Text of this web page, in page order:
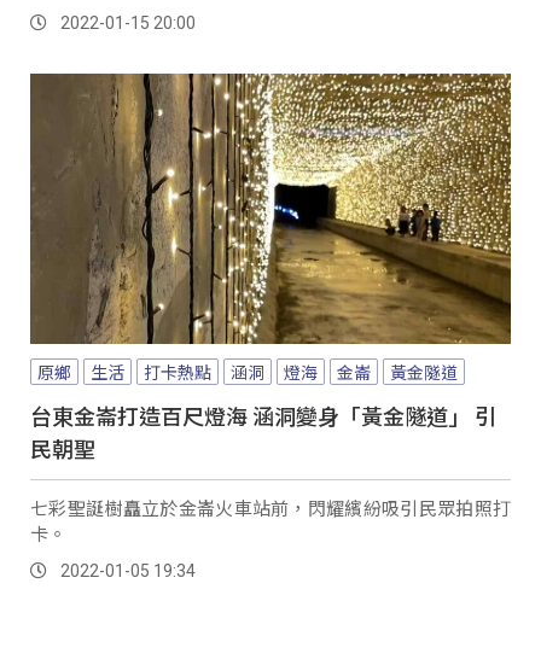
2022-01-15 20:00
原鄉 生活 打卡熱點 涵洞 燈海 金崙 黃金隧道
台東金崙打造百尺燈海 涵洞變身「黃金隧道」 引
民朝聖
七彩聖誕樹矗立於金崙火車站前，閃耀繽紛吸引民眾拍照打
卡。
2022-01-05 19:34